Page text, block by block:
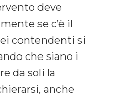
deve
se c’è il
contendenti si
che siano i
da soli la
anche